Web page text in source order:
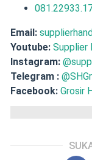
Email:
Youtube: Supplier
Instagram:
Telegram :
Facebook: Grosir